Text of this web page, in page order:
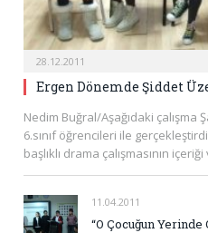
28.12.2011
Ergen Dönemde Şiddet
Nedim Buğral/Aşağıdaki çalışma
6.sınıf öğrencileri ile
başlıklı drama çalışmasının
11.04.2011
“O Çocuğun Yerinde